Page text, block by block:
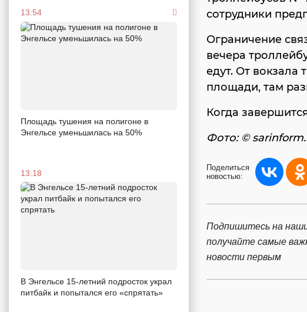
13:54
Площадь тушения на полигоне в
Энгельсе уменьшилась на 50%
13:18
В Энгельсе 15-летний подросток украл
питбайк и попытался его «спрятать»
сотрудники
Ограничение
вечера
едут. От
площади, там
Когда
Фото: ©
Поделиться
новостью:
Подпишитесь на
получайте самые
новости первым